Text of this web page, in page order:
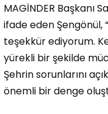
MAGİNDER Başkanı
ifade eden Şengönül,
teşekkür ediyorum.
yürekli bir şekilde
Şehrin sorunlarını
önemli bir denge